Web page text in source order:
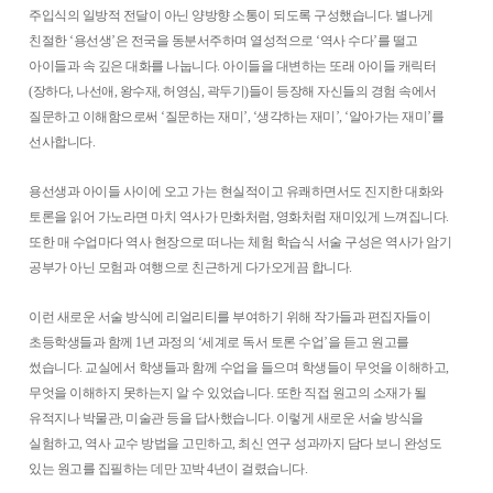
주입식의 일방적 전달이 아닌 양방향 소통이 되도록 구성했습니다. 별나게
친절한 ‘용선생’은 전국을 동분서주하며 열성적으로 ‘역사 수다’를 떨고
아이들과 속 깊은 대화를 나눕니다. 아이들을 대변하는 또래 아이들 캐릭터
(장하다, 나선애, 왕수재, 허영심, 곽두기)들이 등장해 자신들의 경험 속에서
질문하고 이해함으로써 ‘질문하는 재미’, ‘생각하는 재미’, ‘알아가는 재미’를
선사합니다.
용선생과 아이들 사이에 오고 가는 현실적이고 유쾌하면서도 진지한 대화와
토론을 읽어 가노라면 마치 역사가 만화처럼, 영화처럼 재미있게 느껴집니다.
또한 매 수업마다 역사 현장으로 떠나는 체험 학습식 서술 구성은 역사가 암기
공부가 아닌 모험과 여행으로 친근하게 다가오게끔 합니다.
이런 새로운 서술 방식에 리얼리티를 부여하기 위해 작가들과 편집자들이
초등학생들과 함께 1년 과정의 ‘세계로 독서 토론 수업’을 듣고 원고를
썼습니다. 교실에서 학생들과 함께 수업을 들으며 학생들이 무엇을 이해하고,
무엇을 이해하지 못하는지 알 수 있었습니다. 또한 직접 원고의 소재가 될
유적지나 박물관, 미술관 등을 답사했습니다. 이렇게 새로운 서술 방식을
실험하고, 역사 교수 방법을 고민하고, 최신 연구 성과까지 담다 보니 완성도
있는 원고를 집필하는 데만 꼬박 4년이 걸렸습니다.